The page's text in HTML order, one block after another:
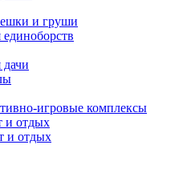
и груши
дачи
игровые комплексы
и отдых
и отдых